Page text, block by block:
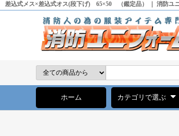
差込式メス×差込式オス(段下げ) 65×50 （鑑定品） ｜ 消防ユニ
ホーム カテゴリで選ぶ